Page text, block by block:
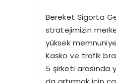
Bereket Sigorta
stratejimizin
yüksek
Kasko ve trafik
5 şirketi arasında